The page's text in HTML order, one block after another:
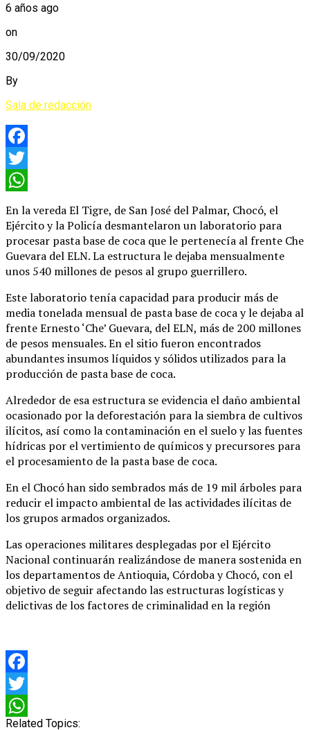
6 años ago
on
30/09/2020
By
Sala de redacción
Facebook
Twitter
En la vereda El Tigre, de San José del Palmar, Chocó, el
Ejército y la Policía desmantelaron un laboratorio para
procesar pasta base de coca que le pertenecía al frente Che
Guevara del ELN. La estructura le dejaba mensualmente
unos 540 millones de pesos al grupo guerrillero.
Este laboratorio tenía capacidad para producir más de
media tonelada mensual de pasta base de coca y le dejaba al
frente Ernesto ‘Che’ Guevara, del ELN, más de 200 millones
de pesos mensuales. En el sitio fueron encontrados
abundantes insumos líquidos y sólidos utilizados para la
producción de pasta base de coca.
Alrededor de esa estructura se evidencia el daño ambiental
ocasionado por la deforestación para la siembra de cultivos
ilícitos, así como la contaminación en el suelo y las fuentes
hídricas por el vertimiento de químicos y precursores para
el procesamiento de la pasta base de coca.
En el Chocó han sido sembrados más de 19 mil árboles para
reducir el impacto ambiental de las actividades ilícitas de
los grupos armados organizados.
Las operaciones militares desplegadas por el Ejército
Nacional continuarán realizándose de manera sostenida en
los departamentos de Antioquia, Córdoba y Chocó, con el
objetivo de seguir afectando las estructuras logísticas y
delictivas de los factores de criminalidad en la región
Facebook
Twitter
Related Topics: